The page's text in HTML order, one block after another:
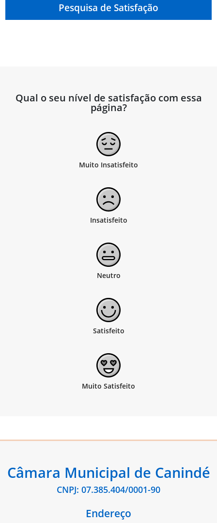
Pesquisa de Satisfação
Qual o seu nível de satisfação com essa
página?
Câmara Municipal de Canindé
CNPJ: 07.385.404/0001-90
Endereço